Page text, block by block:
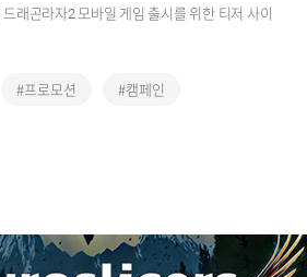
래곤라자2 모바일 게임 출시를 위한 티저 사이
#프로모션
#캠페인